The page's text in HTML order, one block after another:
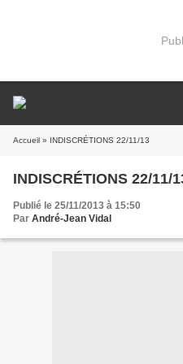
Accueil » INDISCRÉTIONS 22/11/13
INDISCRÉTIONS 22/11/
Publié le 25/11/2013 à 15:50
Par André-Jean Vidal